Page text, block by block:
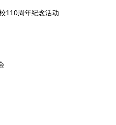
110周年纪念活动